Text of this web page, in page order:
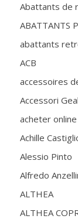
Abattants de
ABATTANTS
abattants
ACB
accessoires
Accessori
acheter online
Achille
Alessio Pinto
Alfredo
ALTHEA
ALTHEA